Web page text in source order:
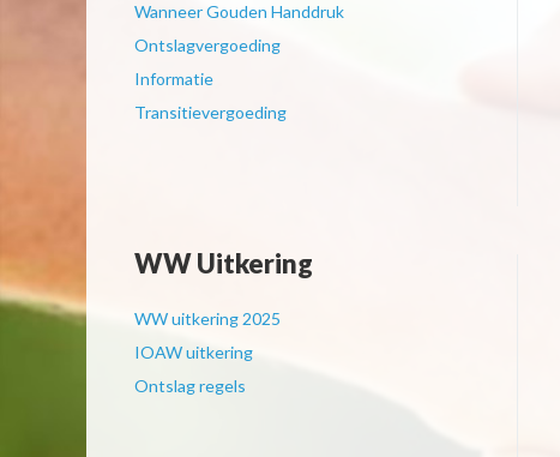
Wanneer Gouden Handdruk
Ontslagvergoeding
Informatie
Transitievergoeding
WW Uitkering
WW uitkering 2025
IOAW uitkering
Ontslag regels